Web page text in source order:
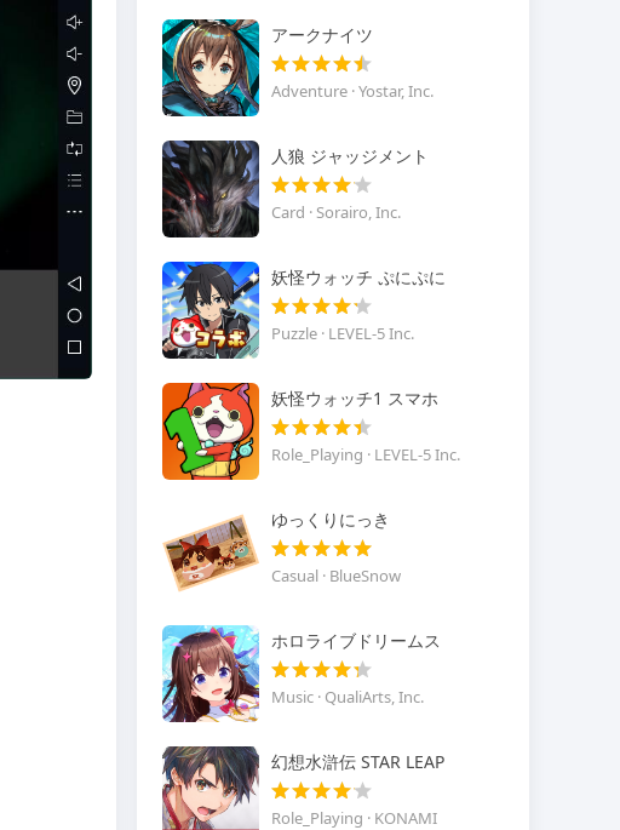
アークナイツ
Adventure · Yostar, Inc.
人狼 ジャッジメント
Card · Sorairo, Inc.
妖怪ウォッチ ぷにぷに
Puzzle · LEVEL-5 Inc.
妖怪ウォッチ1 スマホ
Role_Playing · LEVEL-5 Inc.
ゆっくりにっき
Casual · BlueSnow
ホロライブドリームス
Music · QualiArts, Inc.
幻想水滸伝 STAR LEAP
Role_Playing · KONAMI